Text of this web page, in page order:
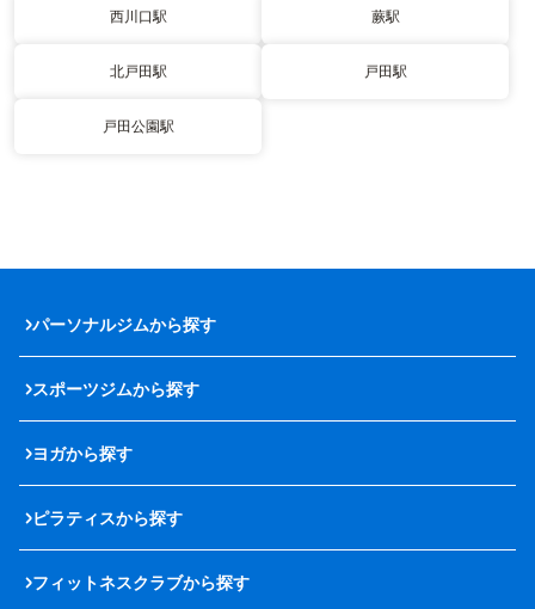
西川口駅 蕨駅
北戸田駅 戸田駅
戸田公園駅
パーソナルジムから探す
スポーツジムから探す
ヨガから探す
ピラティスから探す
フィットネスクラブから探す